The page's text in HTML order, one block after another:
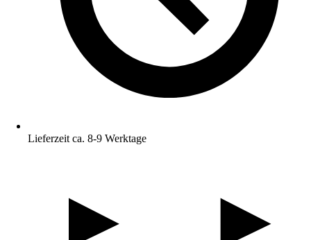
Lieferzeit ca. 8-9 Werktage